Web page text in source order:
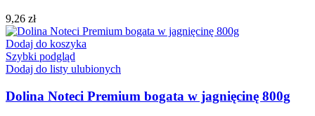
9,26 zł
Dodaj do koszyka
Szybki podgląd
Dodaj do listy ulubionych
Dolina Noteci Premium bogata w jagnięcinę 800g